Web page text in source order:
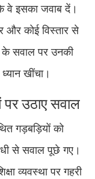
वे इसका जवाब दें।
और कोई विस्तार से
के सवाल पर उनकी
खींचा।
पर उठाए सवाल
गड़बड़ियों को
से सवाल पूछे गए।
व्यवस्था पर गहरी